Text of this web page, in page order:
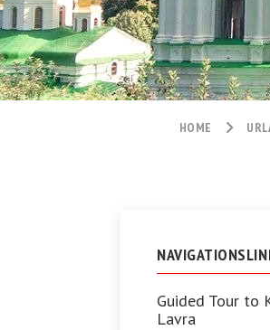
HOME
Guided Tour to
Lavra